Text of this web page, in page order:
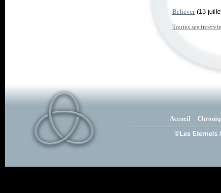
Believer(13
Toutes ses
Accueil
©Les Eternels